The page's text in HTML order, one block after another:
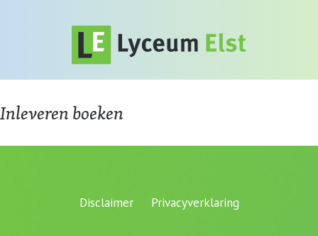
Inleveren boeken
Disclaimer Privacyverklaring